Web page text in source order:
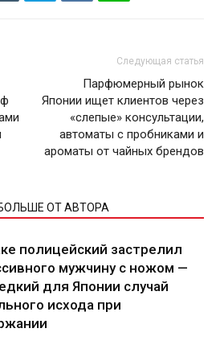
Следующая статья
Парфюмерный рынок
Японии ищет клиентов через
«слепые» консультации,
автоматы с пробниками и
ароматы от чайных брендов
ОТ АВТОРА
полицейский застрелил
мужчину с ножом —
для Японии случай
исхода при